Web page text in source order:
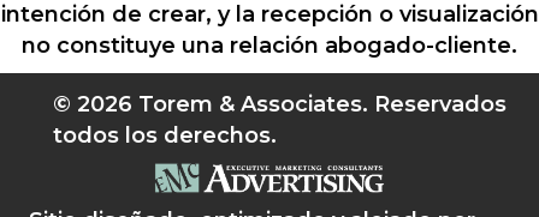
intención de crear, y la recepción o visualización
no constituye una relación abogado-cliente.
© 2026 Torem & Associates. Reservados
todos los derechos.